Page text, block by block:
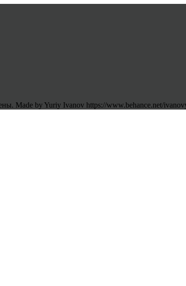
Made by Yuriy Ivanov https://www.behance.net/